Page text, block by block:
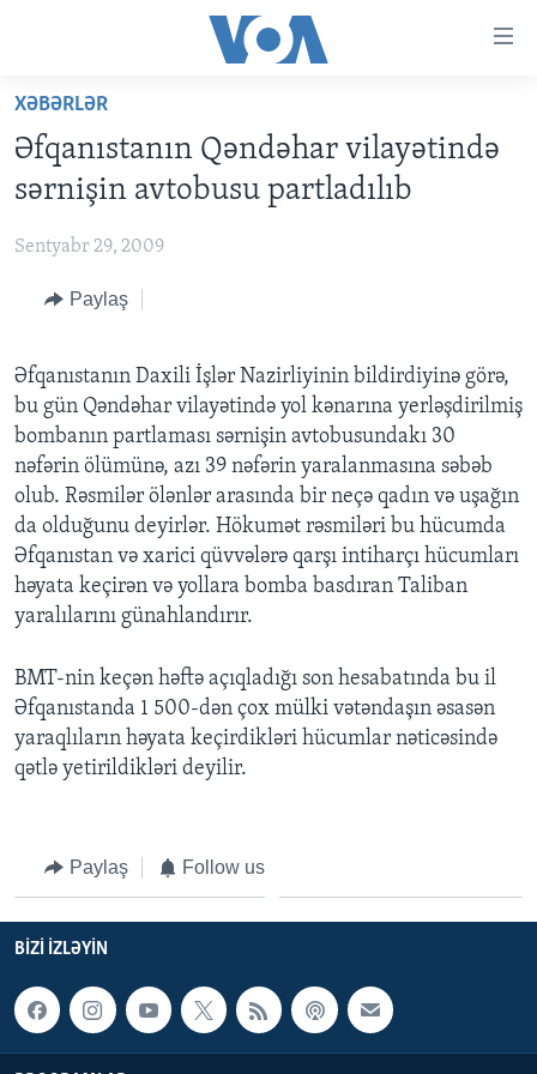
Skip
main
content
to
Navigation
to
Search
ANA SƏHİFƏ
PROQRAMLAR
DÜNYAYA BAXIŞ
FAKTLAR NƏ DEYIR?
AZƏRBAYCAN
DÜNYA
UKRAYNA BÖHRANI
ABŞ
VIDEOLAR
MEDIA AZADLIĞI
BAŞ MƏQALƏ
LEARNING ENGLISH
BIZI IZLƏYIN
Dillər
XƏBƏRLƏR
Əfqanıstanın Qəndəhar vilayətində
sərnişin avtobusu partladılıb
Sentyabr 29, 2009
Paylaş
Əfqanıstanın Daxili İşlər Nazirliyinin bildirdiyinə görə,
bu gün Qəndəhar vilayətində yol kənarına yerləşdirilmiş
bombanın partlaması sərnişin avtobusundakı 30
nəfərin ölümünə, azı 39 nəfərin yaralanmasına səbəb
olub. Rəsmilər ölənlər arasında bir neçə qadın və uşağın
da olduğunu deyirlər. Hökumət rəsmiləri bu hücumda
Əfqanıstan və xarici qüvvələrə qarşı intiharçı hücumları
həyata keçirən və yollara bomba basdıran Taliban
yaralılarını günahlandırır.
BMT-nin keçən həftə açıqladığı son hesabatında bu il
Əfqanıstanda 1 500-dən çox mülki vətəndaşın əsasən
yaraqlıların həyata keçirdikləri hücumlar nəticəsində
qətlə yetirildikləri deyilir.
Paylaş Follow us
BIZI IZLƏYIN